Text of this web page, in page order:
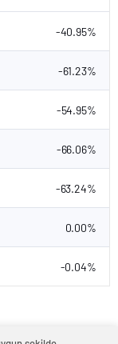
-40.95%
-61.23%
-54.95%
-66.06%
-63.24%
0.00%
-0.04%